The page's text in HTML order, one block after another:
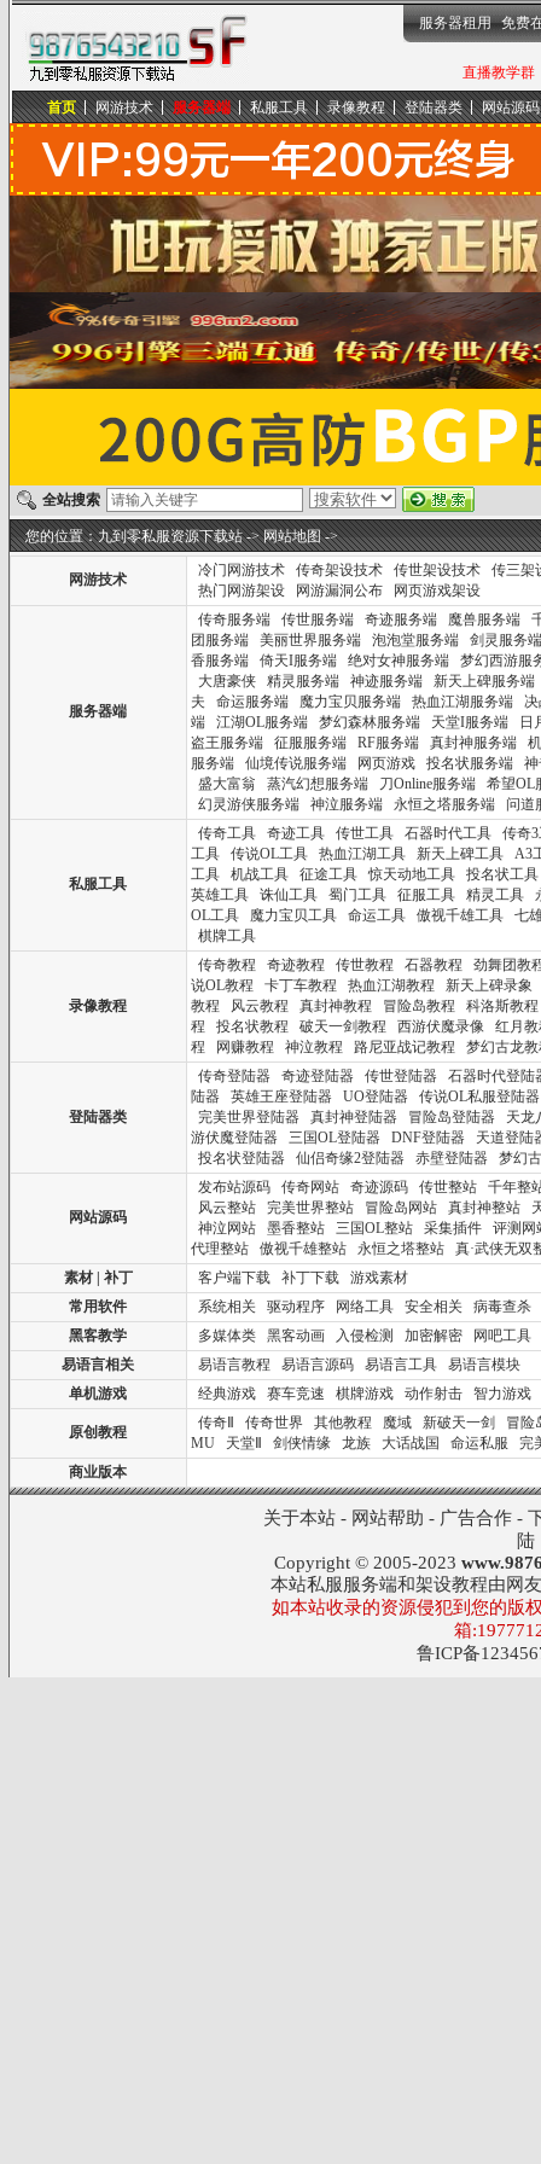
九到零私服资源下载站
直播教学群
服务器租用 免费
首页 网游技术 服务器端 私服工具 录像教程 登陆器类 网站源码
全站搜索
您的位置：九到零私服资源下载站->网站地图->
网游技术
冷门网游技术 传奇架设技术 传世架设技术
传三架
热门网游架设
网游漏洞公布 网页游戏架设
服务器端
传奇服务端 传世服务端 奇迹服务端 魔兽服务端
团服务端
美丽世界服务端 泡泡堂服务端
剑灵服务端
香服务端
倚天I服务端 绝对女神服务端
梦幻西游服
大唐豪侠
精灵服务端 神迹服务端
新天上碑服务端
夫
命运服务端 魔力宝贝服务端 热血江湖服务端
决
端
江湖OL服务端 梦幻森林服务端 天堂I服务端
日
盗王服务端
征服服务端 RF服务端 真封神服务端
服务端
仙境传说服务端 网页游戏 投名状服务端
神
盛大富翁
蒸汽幻想服务端 刀Online服务端
希望OL
幻灵游侠服务端
神泣服务端 永恒之塔服务端 问道
私服工具
传奇工具 奇迹工具 传世工具 石器时代工具
传奇
工具
传说OL工具 热血江湖工具 新天上碑工具
A3
工具
机战工具 征途工具 惊天动地工具
投名状工具
英雄工具
诛仙工具 蜀门工具 征服工具 精灵工具
OL工具
魔力宝贝工具 命运工具 傲视千雄工具
七
棋牌工具
录像教程
传奇教程 奇迹教程 传世教程 石器教程
劲舞团教
说OL教程
卡丁车教程 热血江湖教程
新天上碑录象
教程
风云教程 真封神教程 冒险岛教程
科洛斯教程
程
投名状教程 破天一剑教程 西游伏魔录像
红月教
程
网赚教程 神泣教程 路尼亚战记教程 梦幻古龙教
登陆器类
传奇登陆器 奇迹登陆器 传世登陆器
石器时代登陆
陆器
英雄王座登陆器 UO登陆器
传说OL私服登陆器
完美世界登陆器
真封神登陆器 冒险岛登陆器
天龙
游伏魔登陆器
三国OL登陆器 DNF登陆器
天道登陆
投名状登陆器
仙侣奇缘2登陆器 赤壁登陆器 梦幻
网站源码
发布站源码 传奇网站 奇迹源码 传世整站
千年整
风云整站
完美世界整站 冒险岛网站 真封神整站
神泣网站
墨香整站 三国OL整站 采集插件
评测网
代理整站
傲视千雄整站 永恒之塔整站
真·武侠无双
素材 | 补丁
客户端下载 补丁下载
游戏素材
常用软件
系统相关 驱动程序 网络工具 安全相关
病毒查杀
黑客教学
多媒体类 黑客动画 入侵检测 加密解密
网吧工具
易语言相关
易语言教程 易语言源码 易语言工具
易语言模块
单机游戏
经典游戏 赛车竞速 棋牌游戏 动作射击 智力游戏
原创教程
传奇Ⅱ 传奇世界 其他教程 魔域 新破天一剑
冒险
MU
天堂Ⅱ 剑侠情缘 龙族 大话战国 命运私服
完
商业版本
关于本站- 网站帮助 - 广告合作-
陆
Copyright © 2005-2023
本站私服服务端和架设教程由网
如本站收录的资源侵犯到您的版
箱
鲁ICP备